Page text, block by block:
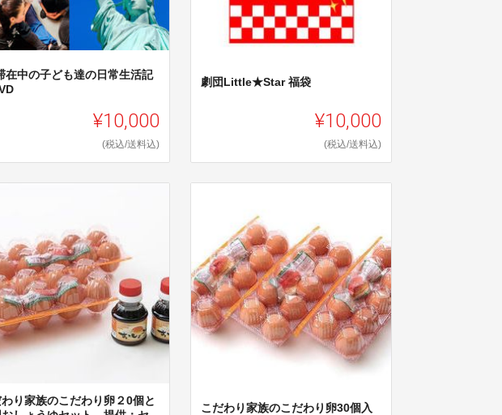
在中の子ども達の日常生活記
¥10,000
(税込/送料込)
劇団Little★Star 福袋
¥10,000
(税込/送料込)
り家族のこだわり卵２0個と
こだわり家族のこだわり卵30個入